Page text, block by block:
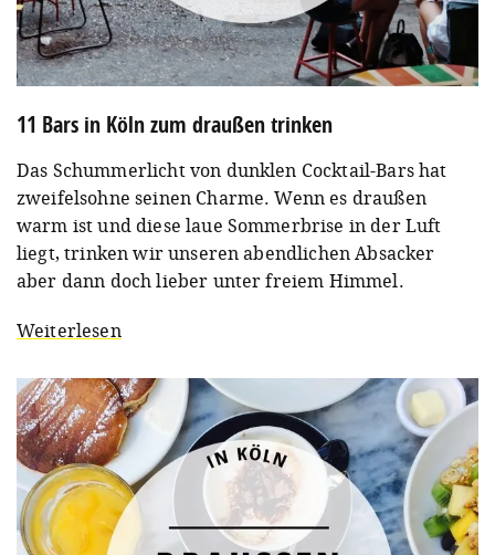
11 Bars in Köln zum draußen trinken
Das Schummerlicht von dunklen Cocktail-Bars hat
zweifelsohne seinen Charme. Wenn es draußen
warm ist und diese laue Sommerbrise in der Luft
liegt, trinken wir unseren abendlichen Absacker
aber dann doch lieber unter freiem Himmel.
Weiterlesen